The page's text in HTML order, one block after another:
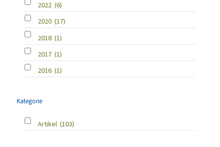
2022 (6)
2020 (17)
2018 (1)
2017 (1)
2016 (1)
Kategorie
Artikel (103)